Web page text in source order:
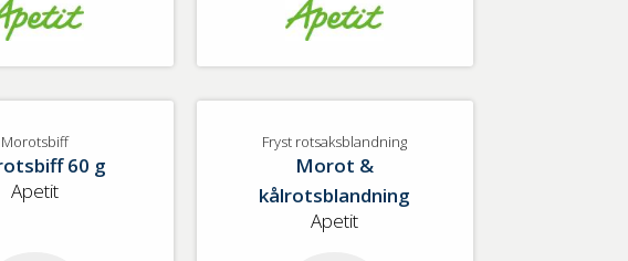
Morotsbiff
60 g
Apetit
Fryst rotsaksblandning
Morot &
kålrotsblandning
Apetit